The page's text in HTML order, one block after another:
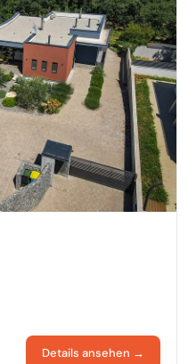
Details ansehen →